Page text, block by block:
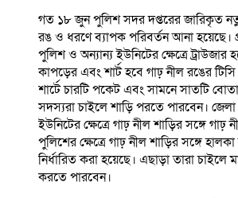
গত ১৮ জুন পুলিশ সদর দপ্তরের জারিকৃত
রঙ ও ধরণে ব্যাপক পরিবর্তন আনা হয়েছে।
পুলিশ ও অন্যান্য ইউনিটের ক্ষেত্রে ট্রাউজার
কাপড়ের এবং শার্ট হবে গাঢ় নীল রঙের টিসি
শার্টে চারটি পকেট এবং সামনে সাতটি
সদস্যরা চাইলে শাড়ি পরতে পারবেন।
ইউনিটের ক্ষেত্রে গাঢ় নীল শাড়ির সঙ্গে গাঢ়
পুলিশের ক্ষেত্রে গাঢ় নীল শাড়ির সঙ্গে
নির্ধারিত করা হয়েছে। এছাড়া তারা
করতে পারবেন।